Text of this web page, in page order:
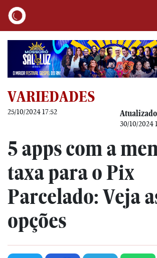
VARIEDADES
25/10/2024 17:52 Atualizado
30/10/2024
5 apps com a
taxa para o Pix
Parcelado: Veja
opções